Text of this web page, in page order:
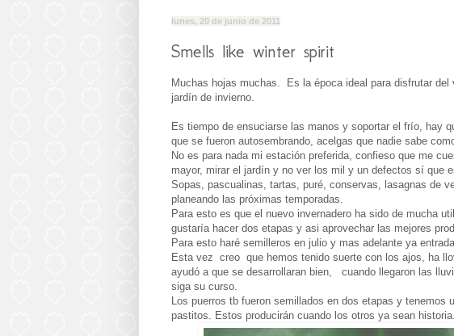
lunes, 20 de junio de 2011
Smells like winter spirit
Muchas hojas muchas. Es la época ideal para disfrutar
jardín de invierno.
Es tiempo de ensuciarse las manos y soportar el frío, hay
que se fueron autosembrando, acelgas que nadie sabe
No es para nada mi estación preferida, confieso que me
mayor, mirar el jardín y no ver los mil y un defectos sí que
Sopas, pascualinas, tartas, puré, conservas, lasagnas de
planeando las próximas temporadas.
Para esto es que el nuevo invernadero ha sido de mucha
gustaría hacer dos etapas y asi aprovechar las mejores
Para esto haré semilleros en julio y mas adelante ya
Esta vez creo que hemos tenido suerte con los ajos, ha
ayudó a que se desarrollaran bien, cuando llegaron las
siga su curso.
Los puerros tb fueron semillados en dos etapas y
pastitos. Estos producirán cuando los otros ya sean historia.